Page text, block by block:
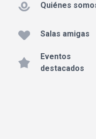
Quiénes
Salas amigas
Eventos
destacados